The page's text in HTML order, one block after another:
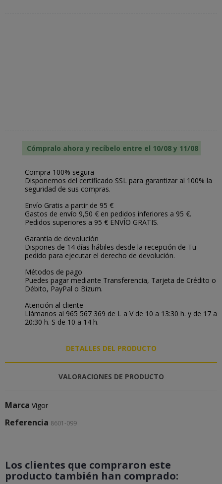
Cómpralo ahora y recíbelo entre el 10/08 y 11/08
Compra 100% segura
Disponemos del certificado SSL para garantizar al 100% la
seguridad de sus compras.
Envío Gratis a partir de 95 €
Gastos de envío 9,50 € en pedidos inferiores a 95 €.
Pedidos superiores a 95 € ENVÍO GRATIS.
Garantía de devolución
Dispones de 14 días hábiles desde la recepción de Tu
pedido para ejecutar el derecho de devolución.
Métodos de pago
Puedes pagar mediante Transferencia, Tarjeta de Crédito o
Débito, PayPal o Bizum.
Atención al cliente
Llámanos al 965 567 369 de L a V de 10 a 13:30 h. y de 17 a
20:30 h. S de 10 a 14 h.
DETALLES DEL PRODUCTO
VALORACIONES DE PRODUCTO
Marca Vigor
Referencia 8601-099
Los clientes que compraron este
producto también han comprado: